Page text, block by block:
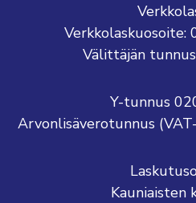
Välittäjän
Y-tunnus
Arvonlisäverotunnus
Kauniaisten